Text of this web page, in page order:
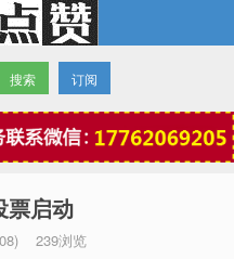
订阅
票启动
239浏览